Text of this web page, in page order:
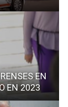
EN
EN 2023